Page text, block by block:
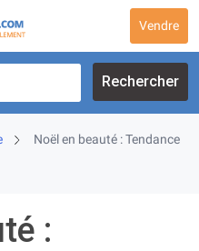
Vendre
Rechercher
Noël en beauté : Tendances
: